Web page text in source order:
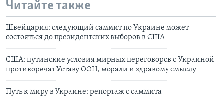
Читайте также
Швейцария: следующий саммит по Украине может
состояться до президентских выборов в США
США: путинские условия мирных переговоров с Украиной
противоречат Уставу ООН, морали и здравому смыслу
Путь к миру в Украине: репортаж с саммита